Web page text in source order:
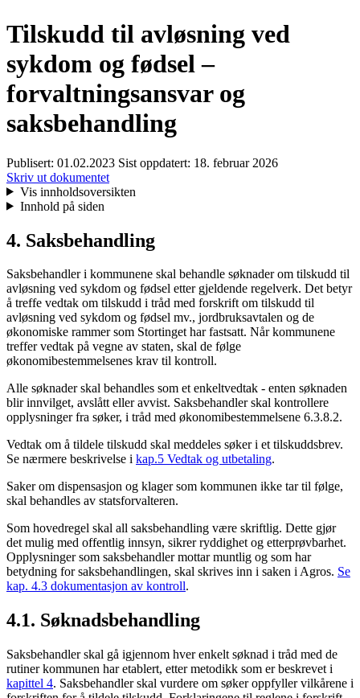
Tilskudd til avløsning ved
sykdom og fødsel –
forvaltningsansvar og
saksbehandling
Publisert: 01.02.2023 Sist oppdatert: 18. februar 2026
Skriv ut dokumentet
Vis innholdsoversikten
Innhold på siden
4. Saksbehandling
Saksbehandler i kommunene skal behandle søknader om tilskudd til
avløsning ved sykdom og fødsel etter gjeldende regelverk. Det betyr
å treffe vedtak om tilskudd i tråd med forskrift om tilskudd til
avløsning ved sykdom og fødsel mv., jordbruksavtalen og de
økonomiske rammer som Stortinget har fastsatt. Når kommunene
treffer vedtak på vegne av staten, skal de følge
økonomibestemmelsenes krav til kontroll.
Alle søknader skal behandles som et enkeltvedtak - enten søknaden
blir innvilget, avslått eller avvist. Saksbehandler skal kontrollere
opplysninger fra søker, i tråd med økonomibestemmelsene 6.3.8.2.
Vedtak om å tildele tilskudd skal meddeles søker i et tilskuddsbrev.
Se nærmere beskrivelse i kap.5 Vedtak og utbetaling.
Saker om dispensasjon og klager som kommunen ikke tar til følge,
skal behandles av statsforvalteren.
Som hovedregel skal all saksbehandling være skriftlig. Dette gjør
det mulig med offentlig innsyn, sikrer ryddighet og etterprøvbarhet.
Opplysninger som saksbehandler mottar muntlig og som har
betydning for saksbehandlingen, skal skrives inn i saken i Agros. Se
kap. 4.3 dokumentasjon av kontroll.
4.1. Søknadsbehandling
Saksbehandler skal gå igjennom hver enkelt søknad i tråd med de
rutiner kommunen har etablert, etter metodikk som er beskrevet i
kapittel 4. Saksbehandler skal vurdere om søker oppfyller vilkårene i